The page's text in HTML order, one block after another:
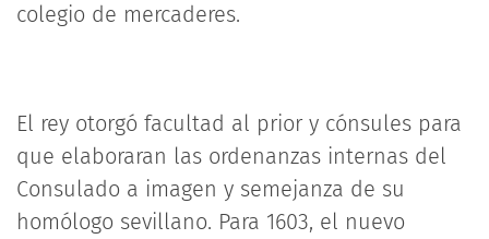
colegio de mercaderes.
El rey otorgó facultad al prior y cónsules para
que elaboraran las ordenanzas internas del
Consulado a imagen y semejanza de su
homólogo sevillano. Para 1603, el nuevo